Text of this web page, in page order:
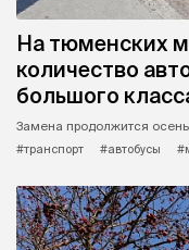
На тюменских
количество
большого
Замена продолжится
#транспорт
#автобусы